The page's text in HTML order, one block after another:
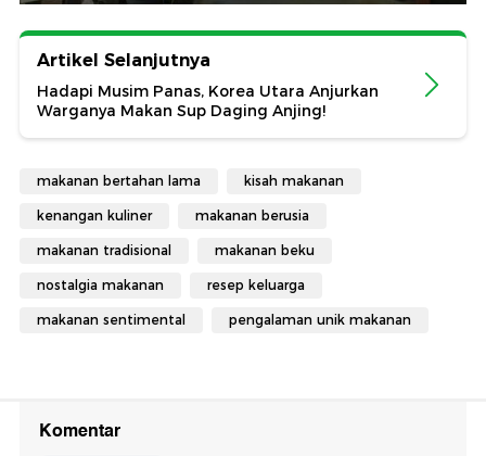
Artikel Selanjutnya
Hadapi Musim Panas, Korea Utara Anjurkan
Warganya Makan Sup Daging Anjing!
makanan bertahan lama kisah makanan
kenangan kuliner makanan berusia
makanan tradisional makanan beku
nostalgia makanan resep keluarga
makanan sentimental pengalaman unik makanan
Komentar